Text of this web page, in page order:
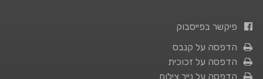
פיקשר בפייסבוק
הדפסה על קנבס
הדפסה על זכוכית
הדפסה על נייר צילום